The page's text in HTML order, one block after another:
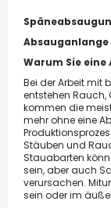
Warum Sie
Bei der Arbeit mit
entstehen Rauch,
kommen die
mehr ohne eine
Stäuben und
Stauabarten
sein, aber auch
verursachen.
sein oder im